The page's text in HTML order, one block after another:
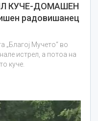
КУЧЕ-ДОМАШЕН
радовишанец
„Благој Мучето“ во
истрел, а потоа на
куче.